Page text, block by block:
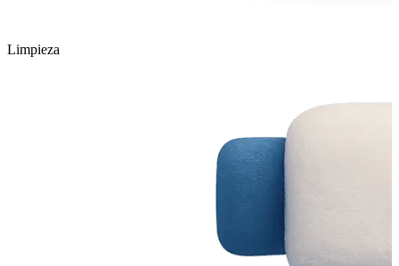
Limpieza